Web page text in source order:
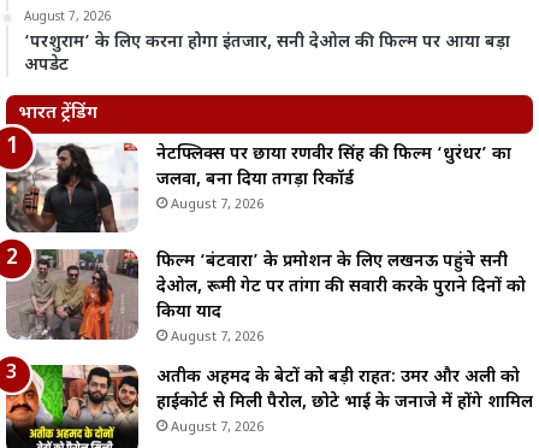
August 7, 2026
‘परशुराम’ के लिए करना होगा इंतजार, सनी देओल की फिल्म पर आया बड़ा
अपडेट
भारत ट्रेंडिंग
नेटफ्लिक्स पर छाया रणवीर सिंह की फिल्म ‘धुरंधर’ का
जलवा, बना दिया तगड़ा रिकॉर्ड
August 7, 2026
फिल्म ‘बंटवारा’ के प्रमोशन के लिए लखनऊ पहुंचे सनी
देओल, रूमी गेट पर तांगा की सवारी करके पुराने दिनों को
किया याद
August 7, 2026
अतीक अहमद के बेटों को बड़ी राहत: उमर और अली को
हाईकोर्ट से मिली पैरोल, छोटे भाई के जनाजे में होंगे शामिल
August 7, 2026